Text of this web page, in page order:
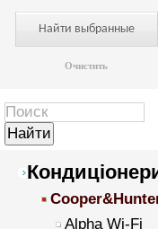
Очистить
Alpha Wi-Fi